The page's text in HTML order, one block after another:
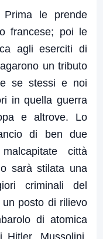
Prima le prende
francese; poi le
agli eserciti di
un tributo
se stessi e noi
in quella guerra
e altrove. Lo
di ben due
città
sarà stilata una
criminali del
posto di rilievo
di atomica
Hitler, Mussolini,